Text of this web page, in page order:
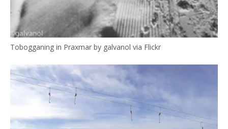
Tobogganing in Praxmar by galvanol via Flickr